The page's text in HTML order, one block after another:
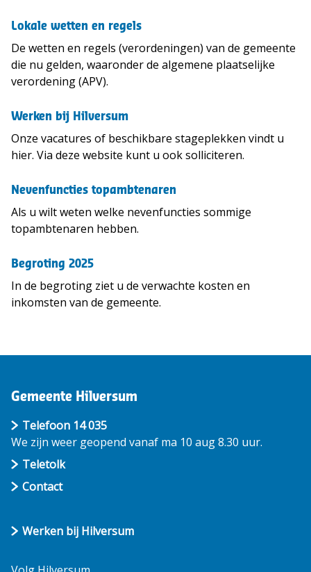
Lokale wetten en regels
De wetten en regels (verordeningen) van de gemeente
die nu gelden, waaronder de algemene plaatselijke
verordening (APV).
Werken bij Hilversum
Onze vacatures of beschikbare stageplekken vindt u
hier. Via deze website kunt u ook solliciteren.
Nevenfuncties topambtenaren
Als u wilt weten welke nevenfuncties sommige
topambtenaren hebben.
Begroting 2025
In de begroting ziet u de verwachte kosten en
inkomsten van de gemeente.
Gemeente Hilversum
Telefoon 14 035
We zijn weer geopend vanaf ma 10 aug 8.30 uur.
Teletolk
Contact
Werken bij Hilversum